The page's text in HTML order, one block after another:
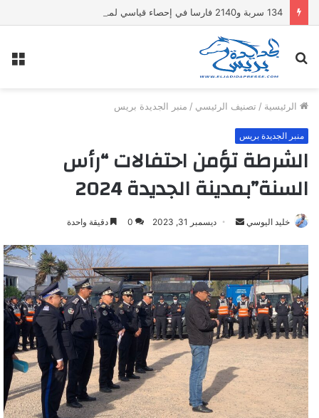
بحث
الرئيسية / تصنيف الرئيسي / منبر الجديدة بريس
منبر الجديدة بريس
الشرطة تؤمن احتفالات “رأس
السنة”بمدينة الجديدة 2024
خليد اليوسي
ل
ب
ر
ي
د
ا
إ
ديسمبر 31, 2023 0 دقيقة واحدة